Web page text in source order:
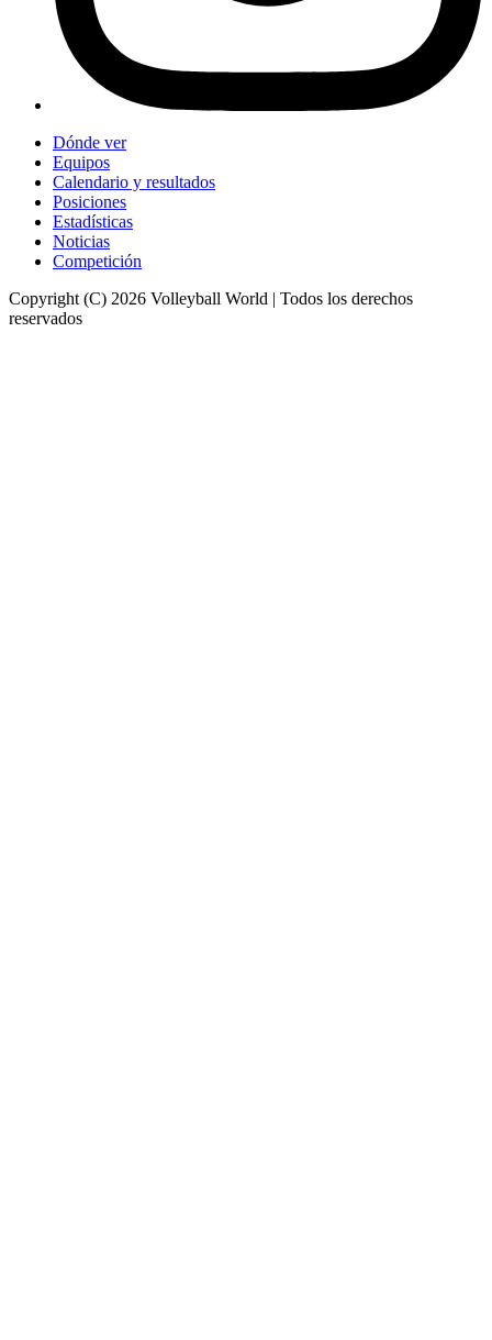
Dónde ver
Equipos
Calendario y resultados
Posiciones
Estadísticas
Noticias
Competición
Copyright (C) 2026 Volleyball World | Todos los derechos
reservados